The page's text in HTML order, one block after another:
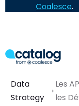
Coalesce.
Data
Strategy
Les
les